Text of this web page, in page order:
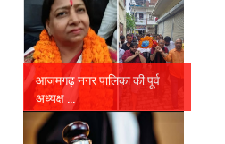
आजमगढ़ नगर पालिका की पूर्व
अध्यक्ष ...